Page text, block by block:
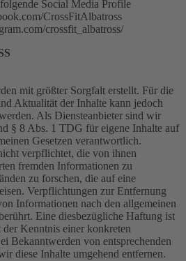
Social Media Profile
CrossFitAlbatross
crossfit_albatross/
mit größter Sorgfalt erstellt. Für die
Aktualität der Inhalte kann jedoch
Als Diensteanbieter sind wir
§ 8 Abs. 1 TDG für eigene Inhalte auf
Gesetzen verantwortlich.
verpflichtet, die von ihnen
fremden Informationen zu
zu forschen, die auf eine
Verpflichtungen zur Entfernung
Informationen nach den allgemeinen
Eine diesbezügliche Haftung ist
Kenntnis einer konkreten
Bekanntwerden von entsprechenden
diese Inhalte umgehend entfernen.